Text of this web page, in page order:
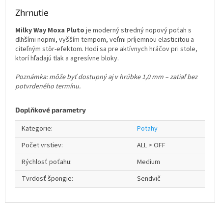
Zhrnutie
Milky Way Moxa Pluto je moderný stredný nopový poťah s
dlhšími nopmi, vyšším tempom, veľmi príjemnou elasticitou a
citeľným stör-efektom. Hodí sa pre aktívnych hráčov pri stole,
ktorí hľadajú tlak a agresívne bloky.
Poznámka: môže byť dostupný aj v hrúbke 1,0 mm – zatiaľ bez
potvrdeného termínu.
Doplňkové parametry
Kategorie:
Potahy
Počet vrstiev:
ALL > OFF
Rýchlosť poťahu:
Medium
Tvrdosť špongie: Sendvič